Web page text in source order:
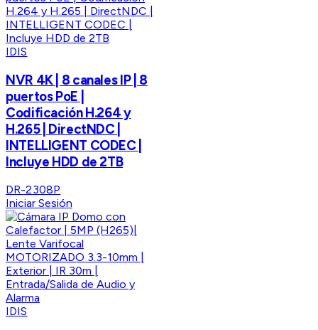
IDIS
NVR 4K | 8 canales IP | 8
puertos PoE |
Codificación H.264 y
H.265 | DirectNDC |
INTELLIGENT CODEC |
Incluye HDD de 2TB
DR-2308P
Iniciar Sesión
IDIS